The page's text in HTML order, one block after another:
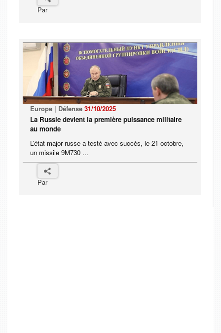
Par
Europe | Défense 31/10/2025
La Russie devient la première puissance militaire
au monde
L’état-major russe a testé avec succès, le 21 octobre,
un missile 9M730 ...
Par